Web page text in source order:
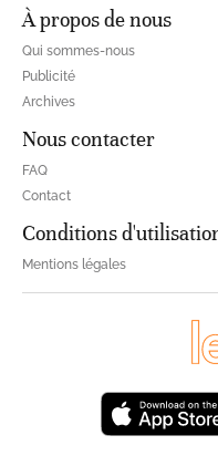
À propos de nous
Qui sommes-nous
Publicité
Archives
Nous contacter
FAQ
Contact
Conditions
Mentions légales